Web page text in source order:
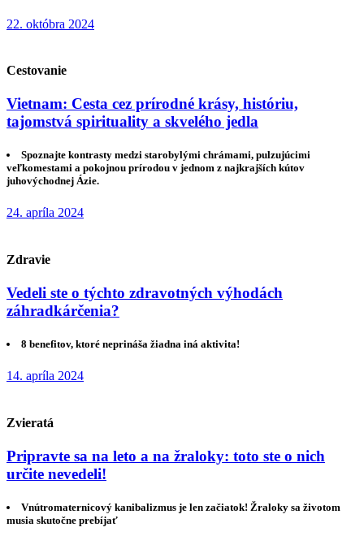
22. októbra 2024
Cestovanie
Vietnam: Cesta cez prírodné krásy, históriu,
tajomstvá spirituality a skvelého jedla
Spoznajte kontrasty medzi starobylými chrámami, pulzujúcimi
veľkomestami a pokojnou prírodou v jednom z najkrajších kútov
juhovýchodnej Ázie.
24. apríla 2024
Zdravie
Vedeli ste o týchto zdravotných výhodách
záhradkárčenia?
8 benefitov, ktoré neprináša žiadna iná aktivita!
14. apríla 2024
Zvieratá
Pripravte sa na leto a na žraloky: toto ste o nich
určite nevedeli!
Vnútromaternicový kanibalizmus je len začiatok! Žraloky sa životom
musia skutočne prebíjať